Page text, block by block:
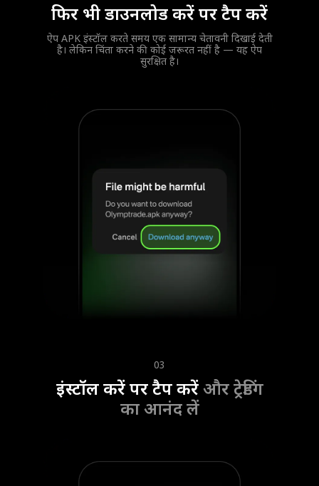
फिर भी डाउनलोड करें पर टैप करें
ऐप APK इंस्टॉल करते समय एक सामान्य चेतावनी दिखाई देती
है। लेकिन चिंता करने की कोई जरूरत नहीं है — यह ऐप
सुरक्षित है।
03
इंस्टॉल करें पर टैप करेंऔर ट्रेडिंग
का आनंद लें